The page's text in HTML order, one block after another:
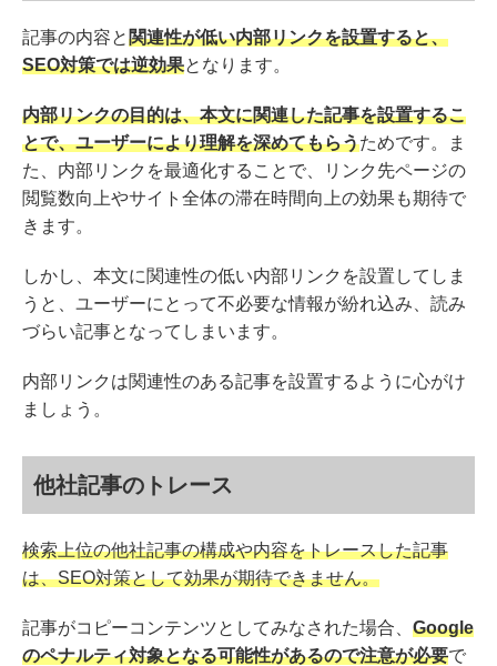
記事の内容と関連性が低い内部リンクを設置すると、
SEO対策では逆効果となります。
内部リンクの目的は、本文に関連した記事を設置するこ
とで、ユーザーにより理解を深めてもらうためです。ま
た、内部リンクを最適化することで、リンク先ページの
閲覧数向上やサイト全体の滞在時間向上の効果も期待で
きます。
しかし、本文に関連性の低い内部リンクを設置してしま
うと、ユーザーにとって不必要な情報が紛れ込み、読み
づらい記事となってしまいます。
内部リンクは関連性のある記事を設置するように心がけ
ましょう。
他社記事のトレース
検索上位の他社記事の構成や内容をトレースした記事
は、SEO対策として効果が期待できません。
記事がコピーコンテンツとしてみなされた場合、 Google
のペナルティ対象となる可能性があるので注意が必要で